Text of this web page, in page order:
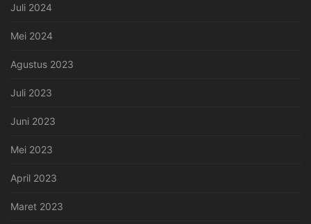
Juli 2024
Mei 2024
Agustus 2023
Juli 2023
Juni 2023
Mei 2023
April 2023
Maret 2023